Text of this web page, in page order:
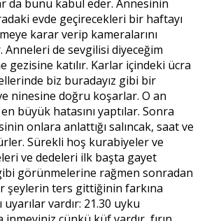
da bunu kabul eder. Annesinin
evde geçirecekleri bir haftayı
karar verip kameralarını
Anneleri de sevgilisi diyeceğim
gezisine katılır. Karlar içindeki ücra
biz buradayız gibi bir
ninesine doğru koşarlar. O an
büyük hatasını yaptılar. Sonra
onlara anlattığı salıncak, saat ve
Sürekli hoş kurabiyeler ve
ve dedeleri ilk başta gayet
görünmelerine rağmen sonradan
şeylerin ters gittiğinin farkına
uyarılar vardır: 21.30 uyku